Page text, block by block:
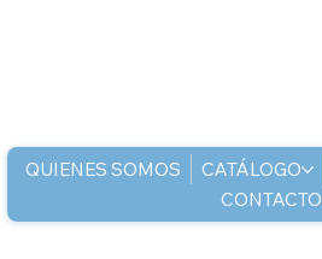
QUIENES SOMOS CATÁLOGO
CONTACTO